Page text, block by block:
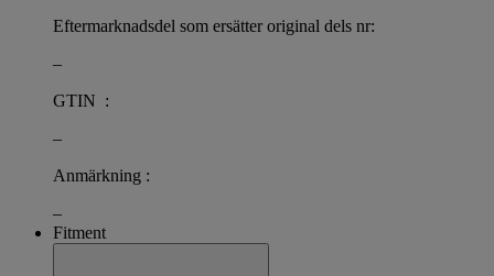
Eftermarknadsdel som ersätter original dels nr:
–
GTIN :
–
Anmärkning :
–
Fitment